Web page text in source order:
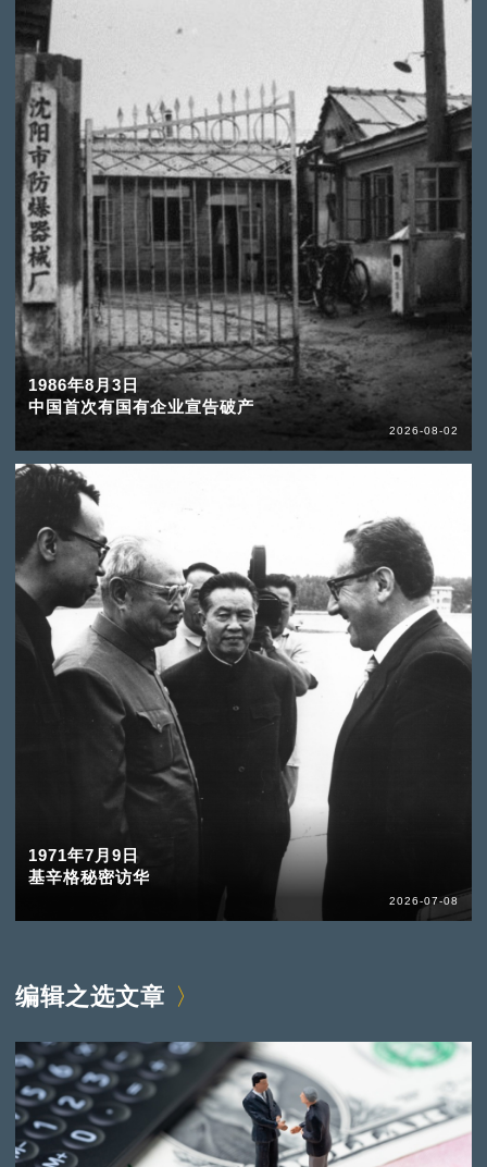
1986年8月3日
中国首次有国有企业宣告破产
2026-08-02
1971年7月9日
基辛格秘密访华
2026-07-08
编辑之选文章